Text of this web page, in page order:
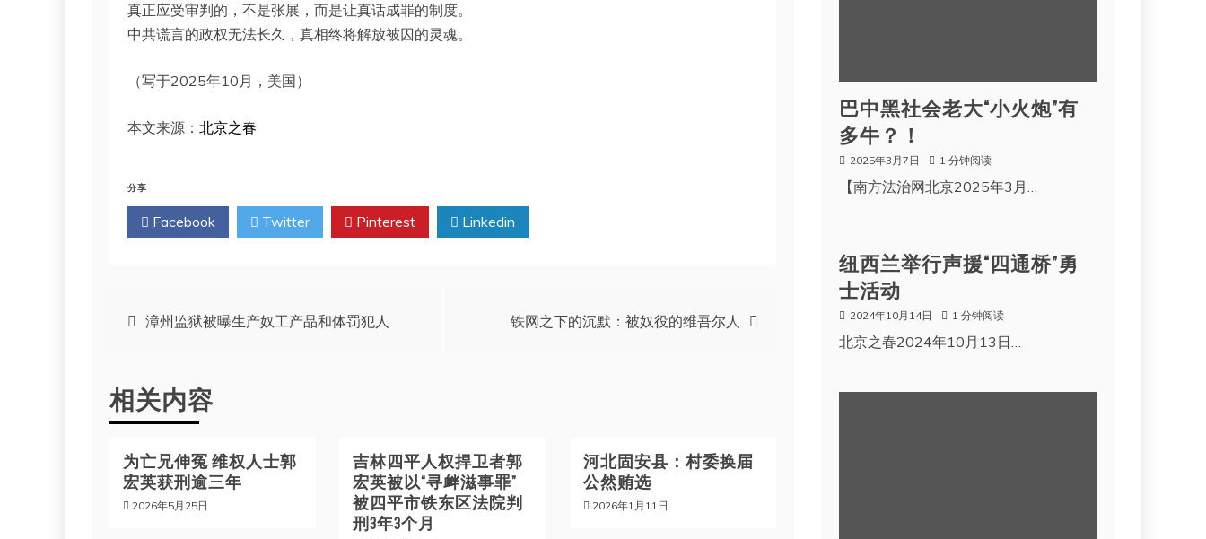
真正应受审判的，不是张展，而是让真话成罪的制度。
中共谎言的政权无法长久，真相终将解放被囚的灵魂。
（写于2025年10月，美国）
本文来源： 北京之春
分享
Facebook Twitter Pinterest Linkedin
文
导
航
漳州监狱被曝生产奴工产品和体罚犯人 铁网之下的沉默：被奴役的维吾尔人
相关内容
为亡兄伸冤 维权人士郭
宏英获刑逾三年
2026年5月25日
吉林四平人权捍卫者郭
宏英被以“寻衅滋事罪”
被四平市铁东区法院判
刑3年3个月
河北固安县：村委换届
公然贿选
2026年1月11日
巴中黑社会老大“小火炮”有
多牛？！
2025年3月7日 1 分钟阅读
【南方法治网北京2025年3月…
纽西兰举行声援“四通桥”勇
士活动
2024年10月14日 1 分钟阅读
北京之春2024年10月13日…